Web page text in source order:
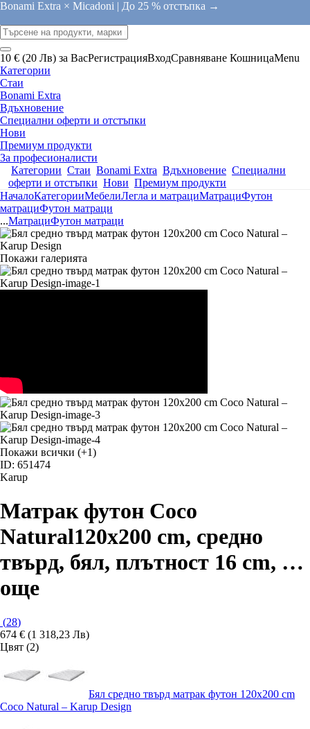
Bonami Extra × Micadoni | До 25 % отстъпка →
10 € (20 Лв) за ВасРегистрацияВходСравняване КошницаMenu
Категории
Стаи
Bonami Extra
Вдъхновение
Специални оферти и отстъпки
Нови
Премиум продукти
За професионалисти
Категории Стаи Bonami Extra Вдъхновение Специални
оферти и отстъпки Нови Премиум продукти
НачалоКатегорииМебелиЛегла и матрациМатрациФутон
матрациФутон матраци
...МатрациФутон матраци
Покажи галерията
Покажи всички (+1)
ID: 651474
Karup
Матрак футон Coco
Natural120x200 cm, средно
твърд, бял, плътност 16 cm, …
още
(28)
674 € (1 318,23 Лв)
Цвят (2)
Бял средно твърд матрак футон 120x200 cm
Coco Natural – Karup Design